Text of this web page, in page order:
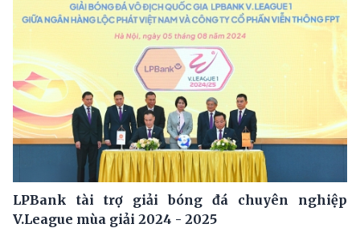
LPBank tài trợ giải bóng đá chuyên nghiệp
V.League mùa giải 2024 - 2025